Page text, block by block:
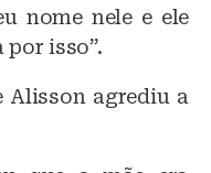
nome nele e ele
isso”.
Alisson agrediu a